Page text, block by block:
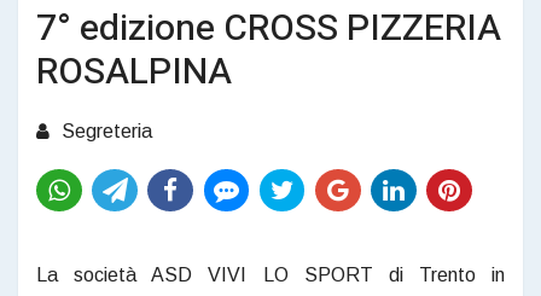
7° edizione CROSS PIZZERIA
ROSALPINA
Segreteria
La società ASD VIVI LO SPORT di Trento in